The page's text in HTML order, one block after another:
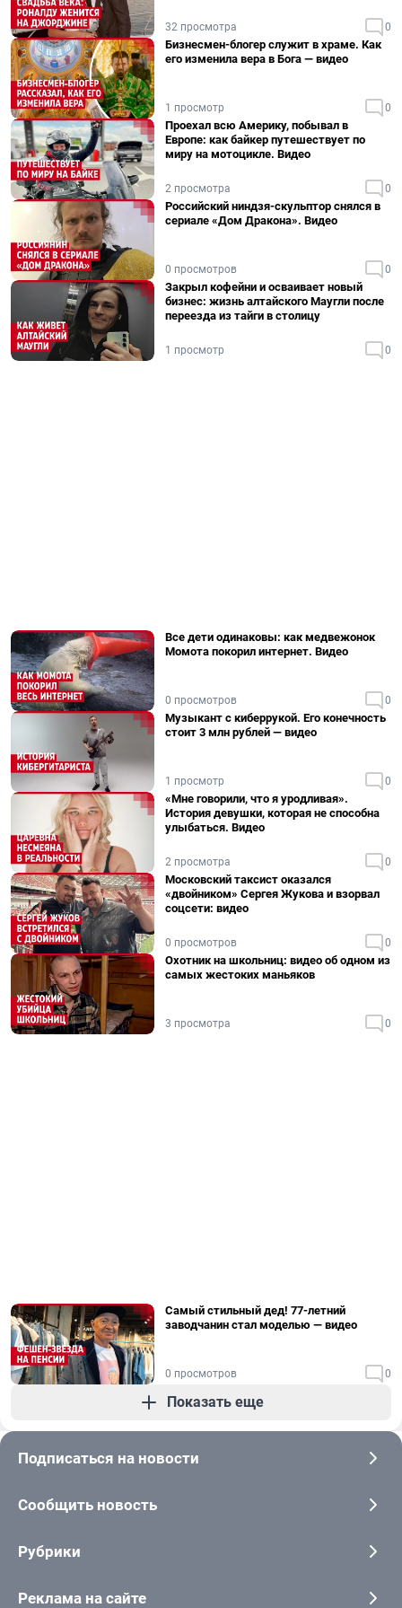
32 просмотра 0
Бизнесмен-блогер служит в храме. Как
его изменила вера в Бога — видео
1 просмотр 0
Проехал всю Америку, побывал в
Европе: как байкер путешествует по
миру на мотоцикле. Видео
2 просмотра 0
Российский ниндзя-скульптор снялся в
сериале «Дом Дракона». Видео
0 просмотров 0
Закрыл кофейни и осваивает новый
бизнес: жизнь алтайского Маугли после
переезда из тайги в столицу
1 просмотр 0
Все дети одинаковы: как медвежонок
Момота покорил интернет. Видео
0 просмотров 0
Музыкант с киберрукой. Его конечность
стоит 3 млн рублей — видео
1 просмотр 0
«Мне говорили, что я уродливая».
История девушки, которая не способна
улыбаться. Видео
2 просмотра 0
Московский таксист оказался
«двойником» Сергея Жукова и взорвал
соцсети: видео
0 просмотров 0
Охотник на школьниц: видео об одном из
самых жестоких маньяков
3 просмотра 0
Самый стильный дед! 77-летний
заводчанин стал моделью — видео
0 просмотров 0
Показать еще
Подписаться на новости
Сообщить новость
Рубрики
Реклама на сайте